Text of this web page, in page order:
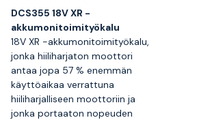
DCS355 18V XR -
akkumonitoimityökalu
18V XR -akkumonitoimityökalu,
jonka hiiliharjaton moottori
antaa jopa 57 % enemmän
käyttöaikaa verrattuna
hiiliharjalliseen moottoriin ja
jonka portaaton nopeuden